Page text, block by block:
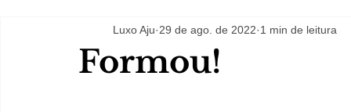
Formou!
Luxo Aju 29 de ago. de 2022 1 min de leitura